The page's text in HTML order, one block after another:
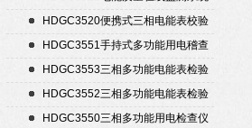
HDGC3520便携式三相电能表校验
仪
HDGC3551手持式多功能用电稽查
仪
HDGC3553三相多功能电能表检验
装置
HDGC3552三相多功能电能表检验
装置
HDGC3550三相多功能用电检查仪